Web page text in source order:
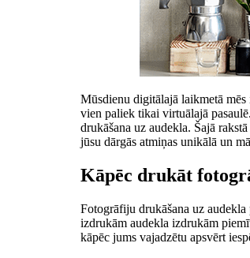
Mūsdienu digitālajā laikmetā
vien paliek tikai virtuālajā
drukāšana uz audekla. Šajā
jūsu dārgās atmiņas unikālā un
Kāpēc drukāt
Fotogrāfiju drukāšana uz
izdrukām audekla izdrukām
kāpēc jums vajadzētu apsvērt